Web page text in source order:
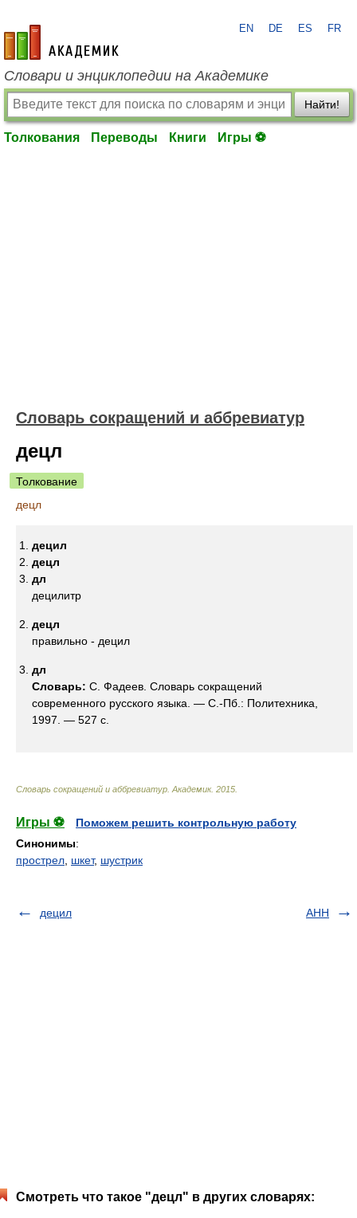
academic.ru
EN DE ES FR
Словари и энциклопедии на Академике
Найти!
Толкования Переводы Книги Игры ⚽
Словарь сокращений и аббревиатур
децл
Толкование
децл
децил
децл
дл
децилитр
децл
правильно - децил
дл
Словарь: С. Фадеев. Словарь сокращений
современного русского языка. — С.-Пб.: Политехника,
1997. — 527 с.
Словарь сокращений и аббревиатур Академик. 2015
Игры ⚽
Поможем решить контрольную работу
Синонимы:
прострел шкет, шустрик
децил АНН
Смотреть что такое "децл" в других словарях: